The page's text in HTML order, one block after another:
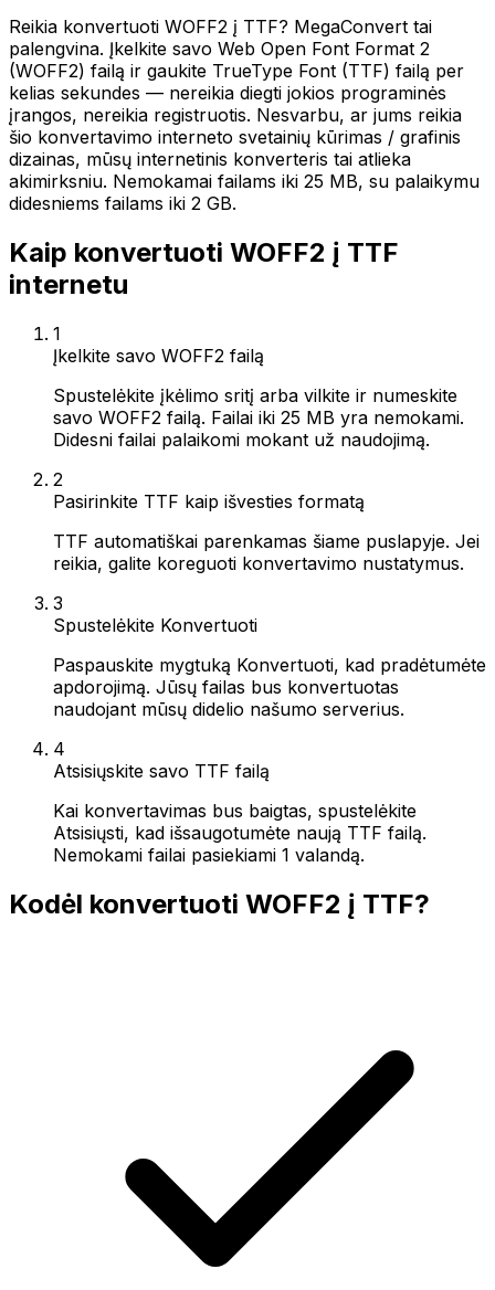
Reikia konvertuoti WOFF2 į TTF? MegaConvert tai
palengvina. Įkelkite savo Web Open Font Format 2
(WOFF2) failą ir gaukite TrueType Font (TTF) failą per
kelias sekundes — nereikia diegti jokios programinės
įrangos, nereikia registruotis. Nesvarbu, ar jums reikia
šio konvertavimo interneto svetainių kūrimas / grafinis
dizainas, mūsų internetinis konverteris tai atlieka
akimirksniu. Nemokamai failams iki 25 MB, su palaikymu
didesniems failams iki 2 GB.
Kaip konvertuoti WOFF2 į TTF
internetu
1
Įkelkite savo WOFF2 failą
Spustelėkite įkėlimo sritį arba vilkite ir numeskite
savo WOFF2 failą. Failai iki 25 MB yra nemokami.
Didesni failai palaikomi mokant už naudojimą.
2
Pasirinkite TTF kaip išvesties formatą
TTF automatiškai parenkamas šiame puslapyje. Jei
reikia, galite koreguoti konvertavimo nustatymus.
3
Spustelėkite Konvertuoti
Paspauskite mygtuką Konvertuoti, kad pradėtumėte
apdorojimą. Jūsų failas bus konvertuotas
naudojant mūsų didelio našumo serverius.
4
Atsisiųskite savo TTF failą
Kai konvertavimas bus baigtas, spustelėkite
Atsisiųsti, kad išsaugotumėte naują TTF failą.
Nemokami failai pasiekiami 1 valandą.
Kodėl konvertuoti WOFF2 į TTF?